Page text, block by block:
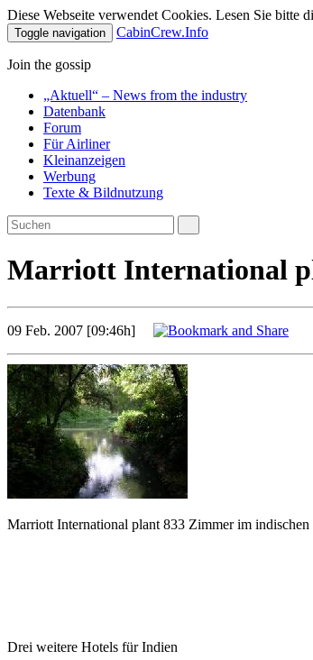
Diese Webseite verwendet Cookies. Lesen Sie bitte
Toggle navigation CabinCrew.Info
Join the gossip
„Aktuell“ – News from the industry
Datenbank
Forum
Für Airliner
Kleinanzeigen
Werbung
Texte & Bildnutzung
Marriott International
09 Feb. 2007 [09:46h]
Marriott International plant 833 Zimmer im indischen
Drei weitere Hotels für Indien